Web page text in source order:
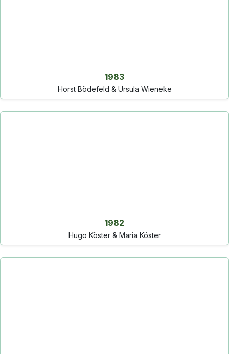
1983
Horst Bödefeld & Ursula Wieneke
1982
Hugo Köster & Maria Köster